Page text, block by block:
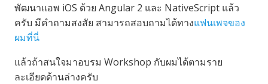
พัฒนาแอพ iOS ด้วย Angular 2 และ NativeScript แล้ว
ครับ มีคำถามสงสัย สามารถสอบถามได้ทางแฟนเพจของ
ผมที่นี่
แล้วถ้าสนใจมาอบรม Workshop กับผมได้ตามราย
ละเอียดด้านล่างครับ